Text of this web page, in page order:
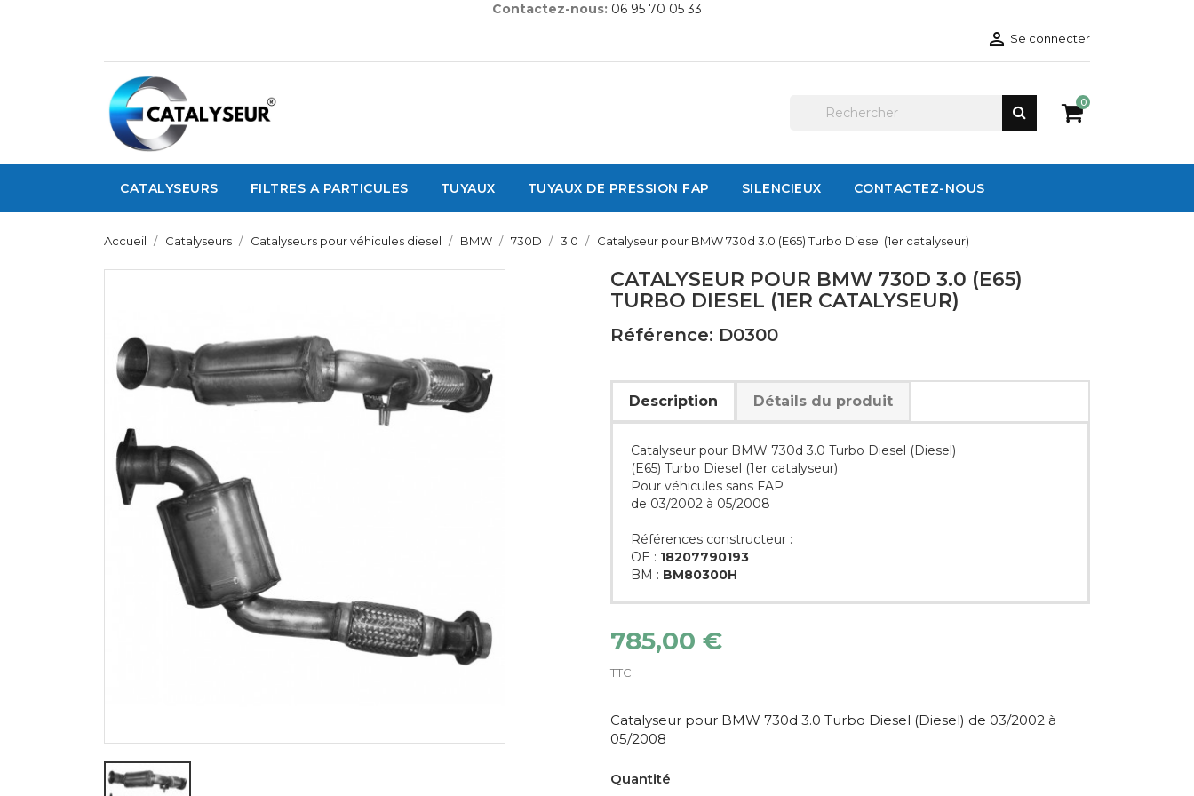
Contactez-nous: 06 95 70 05 33
 Se connecter
0
CATALYSEURS FILTRES A PARTICULES TUYAUX TUYAUX DE PRESSION FAP SILENCIEUX CONTACTEZ-NOUS
Accueil Catalyseurs Catalyseurs pour véhicules diesel BMW 730D 3.0 Catalyseur pour BMW 730d 3.0 (E65) Turbo Diesel (1er catalyseur)
CATALYSEUR POUR BMW 730D 3.0 (E65)
TURBO DIESEL (1ER CATALYSEUR)
Référence: D0300
Description Détails du produit
Catalyseur pour BMW 730d 3.0 Turbo Diesel (Diesel)
(E65) Turbo Diesel (1er catalyseur)
Pour véhicules sans FAP
de 03/2002 à 05/2008
Références constructeur :
OE : 18207790193
BM : BM80300H
785,00 €
TTC
Catalyseur pour BMW 730d 3.0 Turbo Diesel (Diesel) de 03/2002 à
05/2008
Quantité